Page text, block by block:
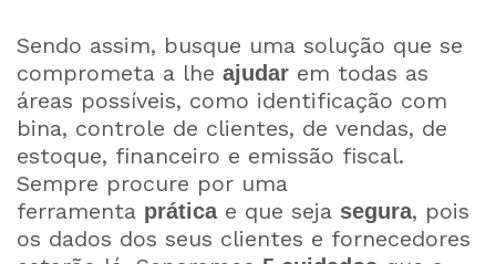
Sendo assim, busque uma solução que se
comprometa a lhe ajudar em todas as
áreas possíveis, como identificação com
bina, controle de clientes, de vendas, de
estoque, financeiro e emissão fiscal.
Sempre procure por uma
ferramenta práticae que seja segura, pois
os dados dos seus clientes e fornecedores